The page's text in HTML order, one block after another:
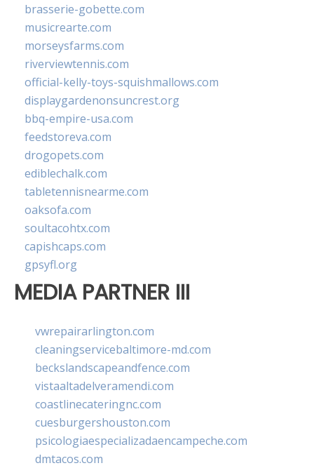
brasserie-gobette.com
musicrearte.com
morseysfarms.com
riverviewtennis.com
official-kelly-toys-squishmallows.com
displaygardenonsuncrest.org
bbq-empire-usa.com
feedstoreva.com
drogopets.com
ediblechalk.com
tabletennisnearme.com
oaksofa.com
soultacohtx.com
capishcaps.com
gpsyfl.org
MEDIA PARTNER III
vwrepairarlington.com
cleaningservicebaltimore-md.com
beckslandscapeandfence.com
vistaaltadelveramendi.com
coastlinecateringnc.com
cuesburgershouston.com
psicologiaespecializadaencampeche.com
dmtacos.com